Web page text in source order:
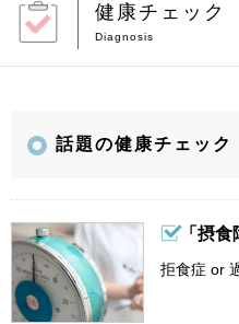
健康チェック
話題の健康チェック
「摂食
拒食症 or